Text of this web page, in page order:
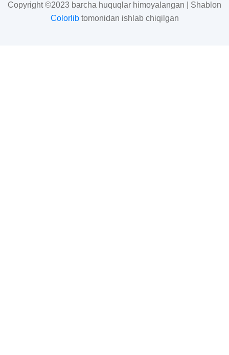
Copyright ©2023 barcha huquqlar himoyalangan | Shablon
Colorlibtomonidan ishlab chiqilgan